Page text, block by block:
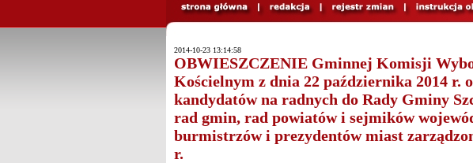
2014-10-23 13:14:58
OBWIESZCZENIE Gminnej Komisji
Kościelnym z dnia 22 października 2014 r.
kandydatów na radnych do Rady Gminy
rad gmin, rad powiatów i sejmików
burmistrzów i prezydentów miast
r.